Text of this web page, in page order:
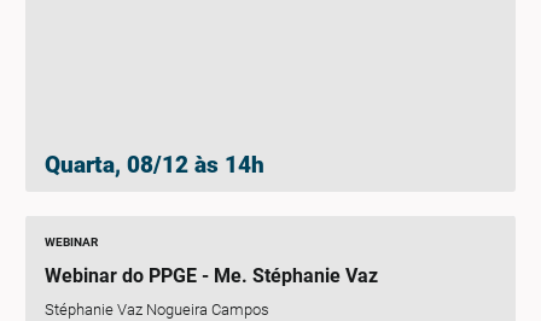
Quarta, 08/12 às 14h
WEBINAR
Webinar do PPGE - Me. Stéphanie Vaz
Stéphanie Vaz Nogueira Campos